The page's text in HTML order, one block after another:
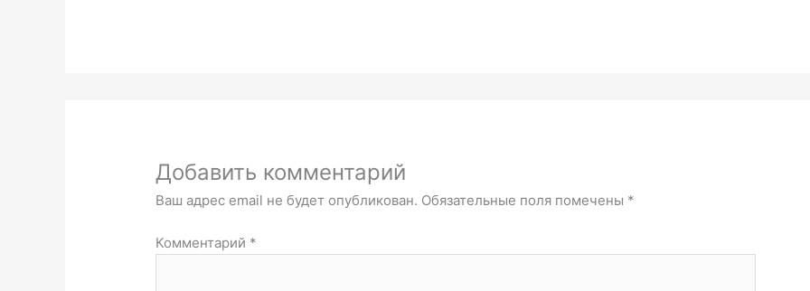
Добавить комментарий
Ваш адрес email не будет опубликован. Обязательные поля помечены *
Комментарий *